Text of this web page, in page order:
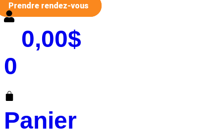
Prendre rendez-vous
0,00$
0
Panier